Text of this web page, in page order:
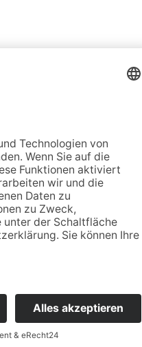
Jena,
in
Ihre Zustimmung,
Maps-Service zu laden!
Maps, um Inhalte
lesen Sie die Details durch
Nutzung des Service zu,
Inhalte anzuzeigen.